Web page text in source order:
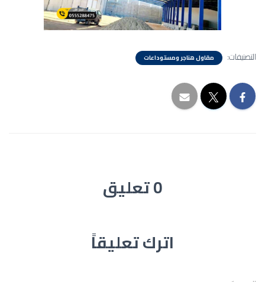
التصنيفات: مقاول هناجر ومستوداعات
0 تعليق
اترك تعليقاً